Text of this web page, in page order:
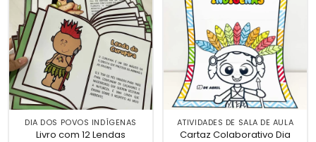
DIA DOS POVOS INDÍGENAS
Livro com 12 Lendas
ATIVIDADES DE SALA DE AULA
Cartaz Colaborativo Dia